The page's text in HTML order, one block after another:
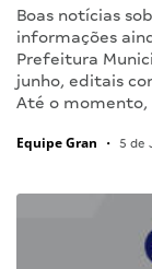
Boas notícias
informações
Prefeitura
junho, editais
Até o momento,
Equipe Gran • 5 de